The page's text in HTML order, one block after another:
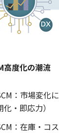
高度化の潮流
：市場変化
化・即応力）
：在庫・コ